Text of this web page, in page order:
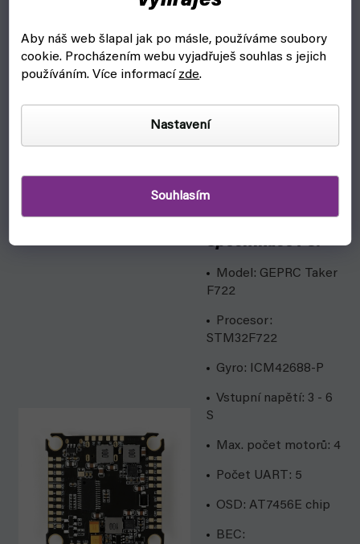
Aby náš web šlapal jak po másle, používáme soubory
cookie. Procházením webu vyjadřuješ souhlas s jejich
používáním. Více informací zde.
Nastavení
Souhlasím
Řídicí jednotka
disponuje konektory
pájení.
Podporuje všechny druhy
přijímačů, včetněSbus, PPM,
Specifikace FC:
Model: GEPRC Taker
F722
Procesor:
STM32F722
Gyro: ICM42688-P
Vstupní napětí: 3 - 6
S
Max. počet motorů: 4
Počet UART: 5
OSD: AT7456E chip
BEC: